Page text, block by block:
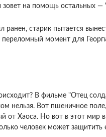
зовет на помощь остальных —
старик пытается
момент для
В фильме "Отец
нельзя. Вот пшеничное
Хаоса. Но вот в этот мир
человек может